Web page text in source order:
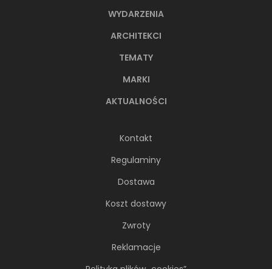
WYDARZENIA
ARCHITEKCI
TEMATY
MARKI
AKTUALNOŚCI
Kontakt
Regulaminy
Dostawa
Koszt dostawy
Zwroty
Reklamacje